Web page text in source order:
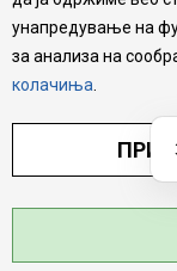
комплетни и
нашата
унапредување на
за анализа на
колачиња